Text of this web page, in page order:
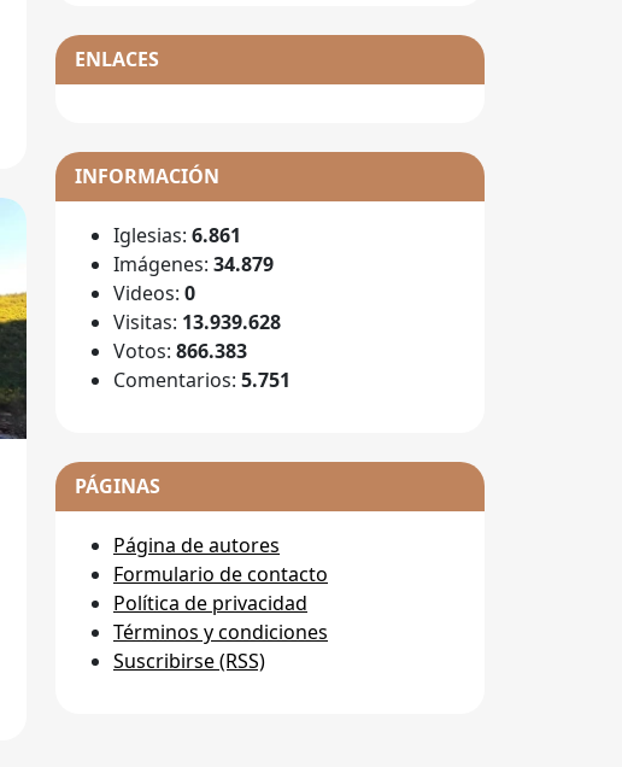
ENLACES
INFORMACIÓN
Iglesias: 6.861
Imágenes: 34.879
Videos: 0
Visitas: 13.939.628
Votos: 866.383
Comentarios: 5.751
PÁGINAS
Página de autores
Formulario de contacto
Política de privacidad
Términos y condiciones
Suscribirse (RSS)